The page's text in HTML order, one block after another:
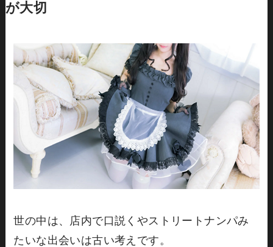
が大切
世の中は、店内で口説くやストリートナンパみ
たいな出会いは古い考えです。